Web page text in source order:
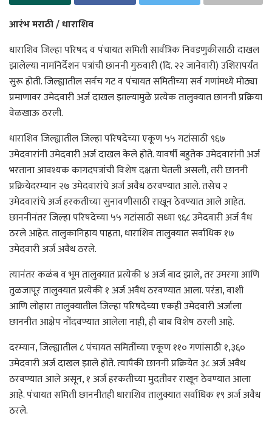
आरंभ मराठी / धाराशिव
धाराशिव जिल्हा परिषद व पंचायत समिती सार्वत्रिक निवडणुकीसाठी दाखल
झालेल्या नामनिर्देशन पत्रांची छाननी गुरुवारी (दि. २२ जानेवारी) उशिरापर्यंत
सुरू होती. जिल्ह्यातील सर्वच गट व पंचायत समितीच्या सर्व गणांमध्ये मोठ्या
प्रमाणावर उमेदवारी अर्ज दाखल झाल्यामुळे प्रत्येक तालुक्यात छाननी प्रक्रिया
वेळखाऊ ठरली.
धाराशिव जिल्ह्यातील जिल्हा परिषदेच्या एकूण ५५ गटांसाठी ९६७
उमेदवारांनी उमेदवारी अर्ज दाखल केले होते. यावर्षी बहुतेक उमेदवारांनी अर्ज
भरताना आवश्यक कागदपत्रांची विशेष दक्षता घेतली असली, तरी छाननी
प्रक्रियेदरम्यान २७ उमेदवारांचे अर्ज अवैध ठरवण्यात आले. तसेच २
उमेदवारांचे अर्ज हरकतीच्या सुनावणीसाठी राखून ठेवण्यात आले आहेत.
छाननीनंतर जिल्हा परिषदेच्या ५५ गटांसाठी सध्या ९६८ उमेदवारी अर्ज वैध
ठरले आहेत. तालुकानिहाय पाहता, धाराशिव तालुक्यात सर्वाधिक १७
उमेदवारी अर्ज अवैध ठरले.
त्यानंतर कळंब व भूम तालुक्यात प्रत्येकी ४ अर्ज बाद झाले, तर उमरगा आणि
तुळजापूर तालुक्यात प्रत्येकी १ अर्ज अवैध ठरवण्यात आला. परंडा, वाशी
आणि लोहारा तालुक्यातील जिल्हा परिषदेच्या एकही उमेदवारी अर्जाला
छाननीत आक्षेप नोंदवण्यात आलेला नाही, ही बाब विशेष ठरली आहे.
दरम्यान, जिल्ह्यातील ८ पंचायत समितींच्या एकूण ११० गणांसाठी १,३६०
उमेदवारी अर्ज दाखल झाले होते. त्यापैकी छाननी प्रक्रियेत ३८ अर्ज अवैध
ठरवण्यात आले असून, १ अर्ज हरकतीच्या मुदतीवर राखून ठेवण्यात आला
आहे. पंचायत समिती छाननीतही धाराशिव तालुक्यात सर्वाधिक १९ अर्ज अवैध
ठरले.